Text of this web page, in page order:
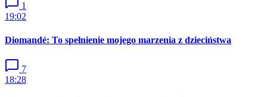
1
19:02
Diomandé: To spełnienie mojego marzenia z dzieciństwa
7
18:28